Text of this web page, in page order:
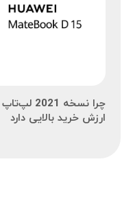
ارزش خرید بالایی دارد